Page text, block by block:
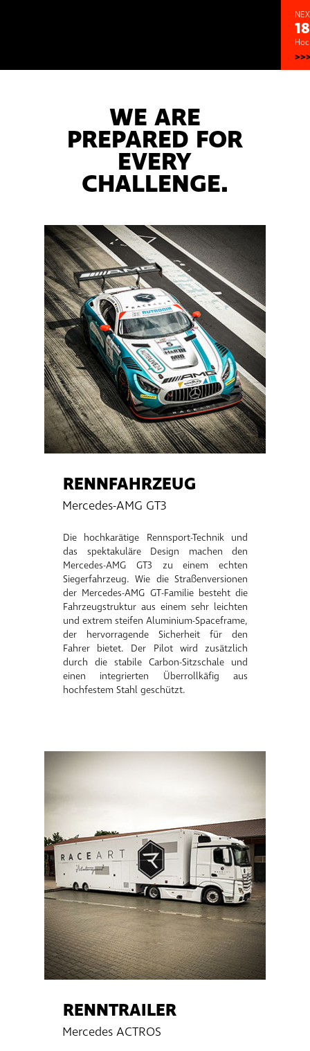
WE ARE
PREPARED FOR
EVERY
CHALLENGE.
RENNFAHRZEUG
Mercedes-AMG GT3
Die hochkarätige Rennsport-Technik und
das spektakuläre Design machen den
Mercedes-AMG GT3 zu einem echten
Siegerfahrzeug. Wie die Straßenversionen
der Mercedes-AMG GT-Familie besteht die
Fahrzeugstruktur aus einem sehr leichten
und extrem steifen Aluminium-Spaceframe,
der hervorragende Sicherheit für den
Fahrer bietet. Der Pilot wird zusätzlich
durch die stabile Carbon-Sitzschale und
einen integrierten Überrollkäfig aus
hochfestem Stahl geschützt.
RENNTRAILER
Mercedes ACTROS